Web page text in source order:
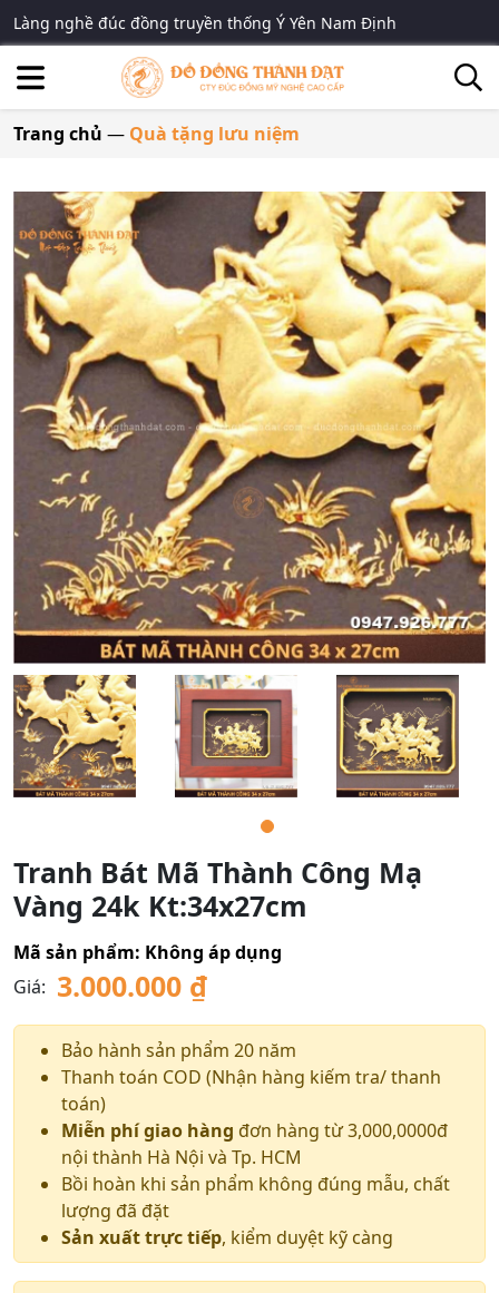
Làng nghề đúc đồng truyền thống Ý Yên Nam Định
Trang chủ — Quà tặng lưu niệm
Tranh Bát Mã Thành Công Mạ
Vàng 24k Kt:34x27cm
Mã sản phẩm: Không áp dụng
Giá: 3.000.000 ₫
Bảo hành sản phẩm 20 năm
Thanh toán COD (Nhận hàng kiếm tra/ thanh
toán)
Miễn phí giao hàng đơn hàng từ 3,000,0000đ
nội thành Hà Nội và Tp. HCM
Bồi hoàn khi sản phẩm không đúng mẫu, chất
lượng đã đặt
Sản xuất trực tiếp, kiểm duyệt kỹ càng